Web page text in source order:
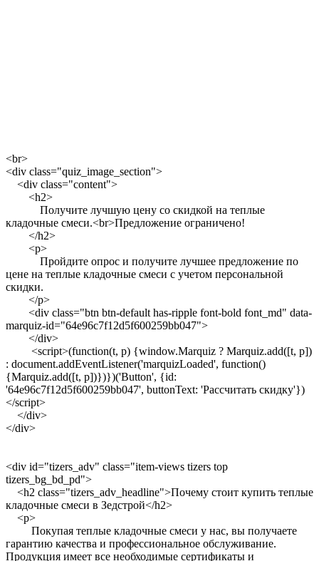
<br>
<div class="quiz_image_section">
<div class="content">
<h2>
Получите лучшую цену со скидкой на теплые
кладочные смеси.<br>Предложение ограничено!
</h2>
<p>
Пройдите опрос и получите лучшее предложение по
цене на теплые кладочные смеси с учетом персональной
скидки.
</p>
<div class="btn btn-default has-ripple font-bold font_md" data-
marquiz-id="64e96c7f12d5f600259bb047">
</div>
<script>(function(t, p) {window.Marquiz ? Marquiz.add([t, p])
: document.addEventListener('marquizLoaded', function()
{Marquiz.add([t, p])})})('Button', {id:
'64e96c7f12d5f600259bb047', buttonText: 'Рассчитать скидку'})
</script>
</div>
</div>
<div id="tizers_adv" class="item-views tizers top
tizers_bg_bd_pd">
<h2 class="tizers_adv_headline">Почему стоит купить теплые
кладочные смеси в Зедстрой</h2>
<p>
Покупая теплые кладочные смеси у нас, вы получаете
гарантию качества и профессиональное обслуживание.
Продукция имеет все необходимые сертификаты и